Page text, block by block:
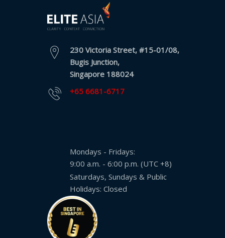
230 Victoria Street, #15-01/08,
Bugis Junction,
Singapore 188024
+65 6681-6717
Mondays - Fridays:
9:00 a.m. - 6:00 p.m. (UTC +8)
Saturdays, Sundays & Public
Holidays: Closed